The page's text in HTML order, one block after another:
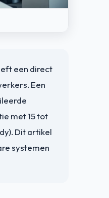
een direct
Een
met 15 tot
Dit artikel
systemen